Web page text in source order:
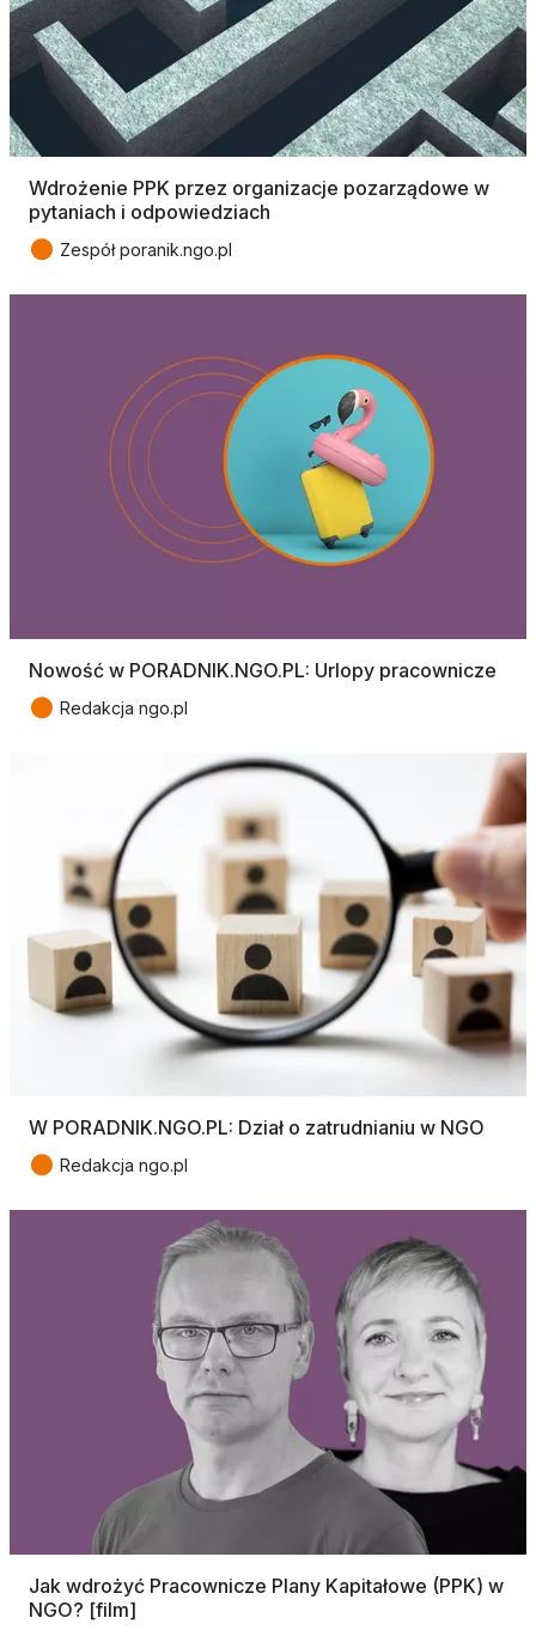
Wdrożenie PPK przez organizacje pozarządowe w
pytaniach i odpowiedziach
● Zespół poranik.ngo.pl
Nowość w PORADNIK.NGO.PL: Urlopy pracownicze
● Redakcja ngo.pl
W PORADNIK.NGO.PL: Dział o zatrudnianiu w NGO
● Redakcja ngo.pl
Jak wdrożyć Pracownicze Plany Kapitałowe (PPK) w
NGO? [film]